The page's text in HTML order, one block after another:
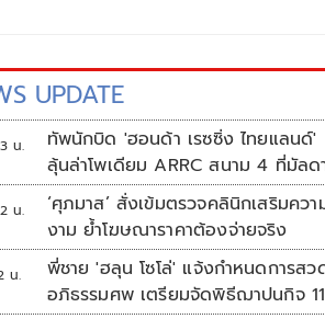
UPDATE
น.
ทัพนักบิด 'ฮอนด้า เรซซิ่ง ไทยแลนด์'
ลุ้นล่าโพเดียม ARRC สนาม 4 ที่มัลด
กา
น.
‘ศุภมาส’ สั่งเข้มตรวจคลินิกเสริมควา
งาม ย้ำโฆษณาราคาต้องจ่ายจริง
น.
พี่ชาย 'ฮลุน โซโล่' แจ้งกำหนดการสว
อภิธรรมศพ เตรียมจัดพิธีฌาปนกิจ 11